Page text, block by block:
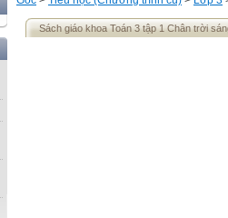
Sách giáo khoa Toán 3 tập 1 Chân trời